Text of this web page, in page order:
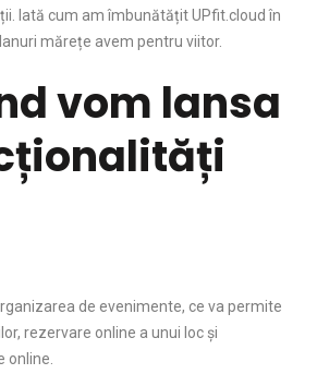
Iată cum am îmbunătățit UPfit.cloud în
mărețe avem pentru viitor.
vom lansa
de evenimente, ce va permite
rezervare online a unui loc și
online.